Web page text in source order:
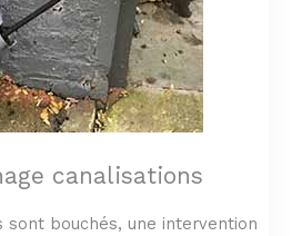
canalisations
sont bouchés, une intervention